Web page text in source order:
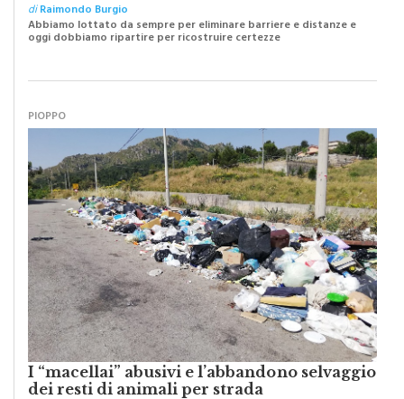
diRaimondo Burgio
Abbiamo lottato da sempre per eliminare barriere e distanze e
oggi dobbiamo ripartire per ricostruire certezze
PIOPPO
I “macellai” abusivi e l’abbandono selvaggio
dei resti di animali per strada